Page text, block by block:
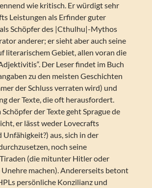
wie kritisch. Er würdigt sehr
Leistungen als Erfinder guter
Schöpfer des |Cthulhu|-Mythos
anderer; er sieht aber auch seine
literarischem Gebiet, allen voran die
Der Leser findet im Buch
zu den meisten Geschichten
der Schluss verraten wird) und
der Texte, die oft herausfordert.
der Texte geht Sprague de
er lässt weder Lovecrafts
aus, sich in der
noch seine
(die mitunter Hitler oder
Unehre machen). Andererseits betont
persönliche Konzilianz und